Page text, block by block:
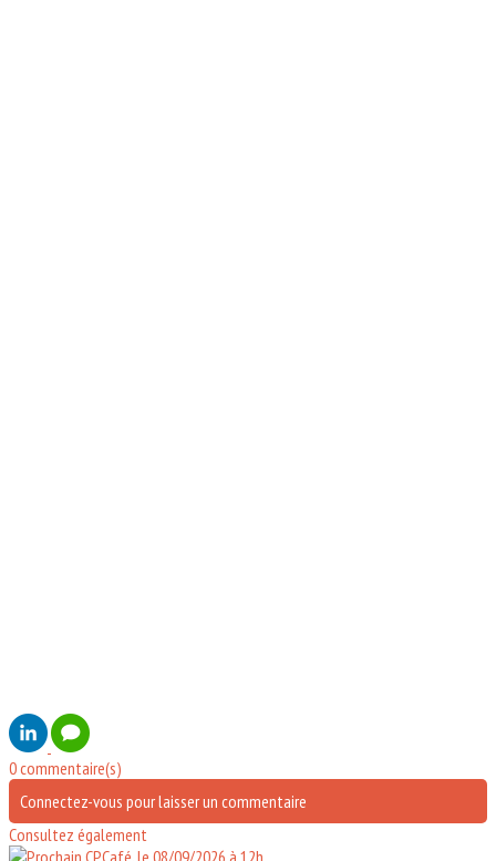
0 commentaire(s)
Connectez-vous pour laisser un commentaire
Consultez également